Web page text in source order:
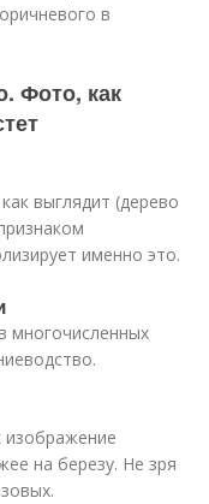
в
Фото, как
выглядит (дерево
именно это.
многочисленных
на березу. Не зря